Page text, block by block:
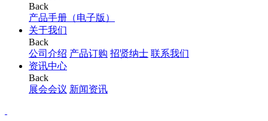
Back
产品手册（电子版）
关于我们
Back
公司介绍 产品订购 招贤纳士 联系我们
资讯中心
Back
展会会议 新闻资讯